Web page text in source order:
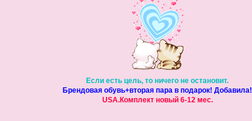
Если есть цель, то ничего не остановит.
Брендовая обувь+вторая пара в подарок! Добавила!
USA.Комплект новый 6-12 мес.